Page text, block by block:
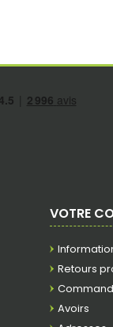
VOTRE
Retours
Avoirs